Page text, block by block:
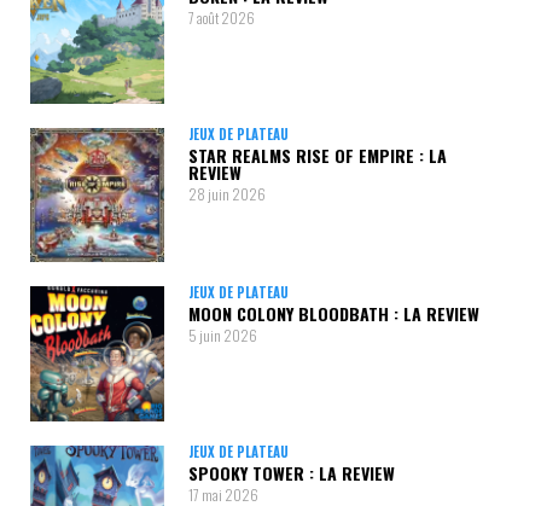
7 août 2026
JEUX DE PLATEAU
STAR REALMS RISE OF EMPIRE : LA
REVIEW
28 juin 2026
JEUX DE PLATEAU
MOON COLONY BLOODBATH : LA REVIEW
5 juin 2026
JEUX DE PLATEAU
SPOOKY TOWER : LA REVIEW
17 mai 2026